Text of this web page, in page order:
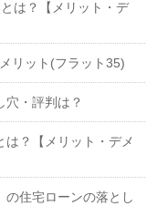
は？【メリット・デ
リット(フラット35)
穴・評判は？
は？【メリット・デメ
の住宅ローンの落とし